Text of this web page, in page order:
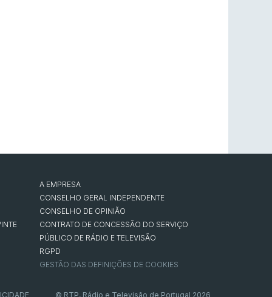
A EMPRESA
CONSELHO GERAL INDEPENDENTE
CONSELHO DE OPINIÃO
CONTRATO DE CONCESSÃO DO SERVIÇO
PÚBLICO DE RÁDIO E TELEVISÃO
RGPD
GESTÃO DAS DEFINIÇÕES DE COOKIES
© RTP, Rádio e Televisão de Portugal 2026